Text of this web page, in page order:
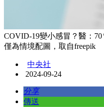
COVID-19變小感冒？醫：
僅為情境配圖，取自freepik
中央社
2024-09-24
分享
傳送